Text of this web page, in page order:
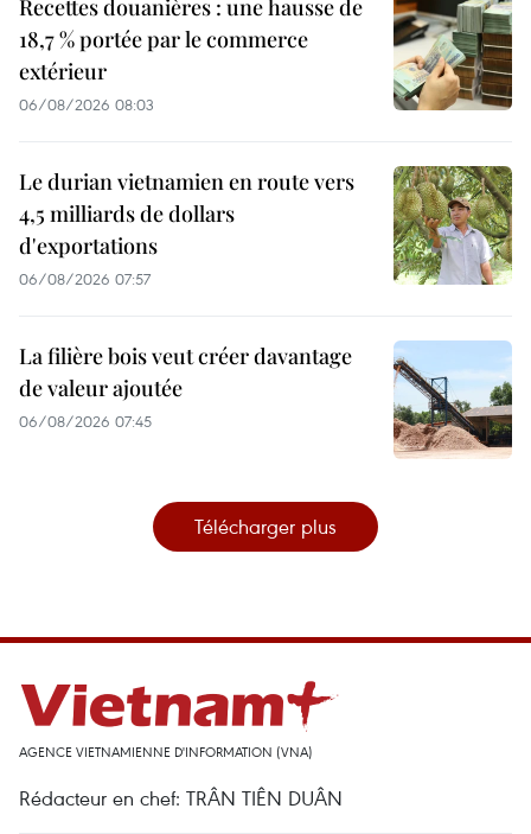
Recettes douanières : une hausse de
18,7 % portée par le commerce
extérieur
06/08/2026 08:03
Le durian vietnamien en route vers
4,5 milliards de dollars
d'exportations
06/08/2026 07:57
La filière bois veut créer davantage
de valeur ajoutée
06/08/2026 07:45
Télécharger plus
AGENCE VIETNAMIENNE D'INFORMATION (VNA)
Rédacteur en chef: TRÂN TIÊN DUÂN